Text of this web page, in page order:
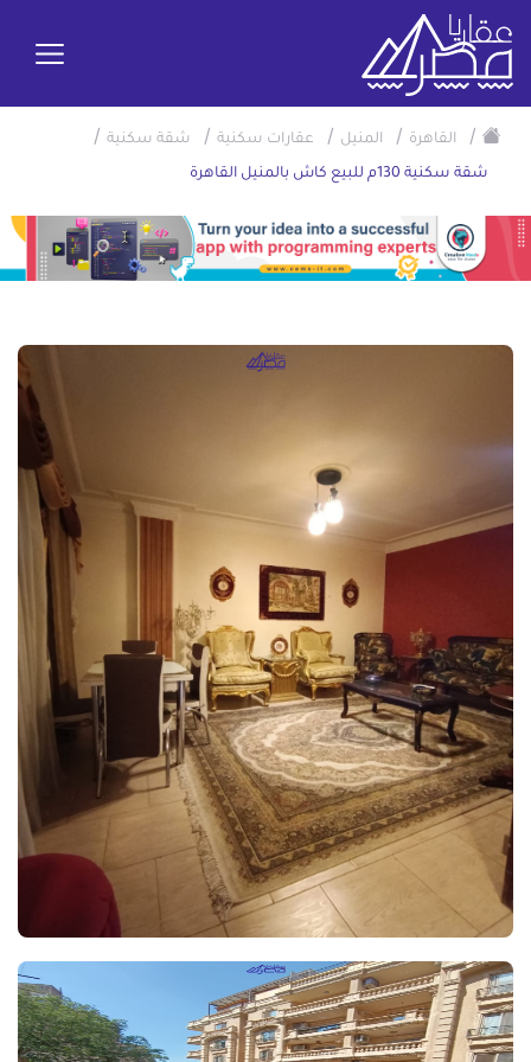
/ القاهرة / المنيل / عقارات سكنية / شقة سكنية /
شقة سكنية 130م للبيع كاش بالمنيل القاهرة